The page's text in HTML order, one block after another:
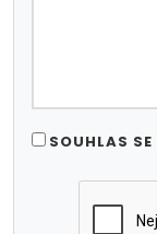
SOUHLAS SE